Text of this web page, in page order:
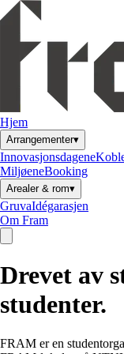
Hjem
Arrangementer▾
Innovasjonsdagene
MiljøeneBooking
Arealer & rom▾
GruvaIdégarasjen
Om Fram
Drevet av
studenter.
FRAM er en